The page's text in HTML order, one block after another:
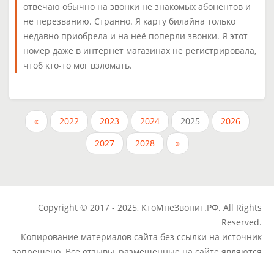
отвечаю обычно на звонки не знакомых абонентов и
не перезванию. Странно. Я карту билайна только
недавно приобрела и на неё поперли звонки. Я этот
номер даже в интернет магазинах не регистрировала,
чтоб кто-то мог взломать.
« 2022 2023 2024 2025
2026
2027
2028 »
Copyright © 2017 - 2025, КтоМнеЗвонит.РФ. All Rights
Reserved.
Копирование материалов сайта без ссылки на источник